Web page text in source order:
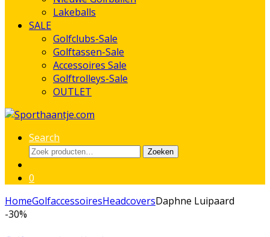
Lakeballs
SALE
Golfclubs-Sale
Golftassen-Sale
Accessoires Sale
Golftrolleys-Sale
OUTLET
Search
Zoeken
Zoeken
0
HomeGolfaccessoiresHeadcoversDaphne Luipaard
-30%